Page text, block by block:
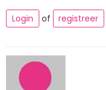
Login of registreer